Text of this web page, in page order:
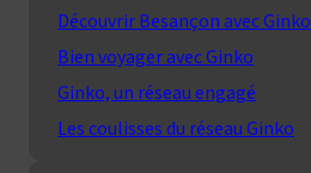
Découvrir Besançon avec Ginko
Bien voyager avec Ginko
Ginko, un réseau engagé
Les coulisses du réseau Ginko